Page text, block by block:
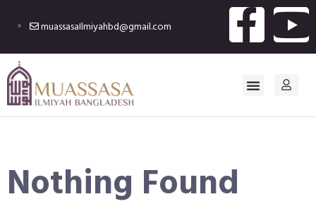
muassasaIlmiyahbd@gmail.com
Nothing Found